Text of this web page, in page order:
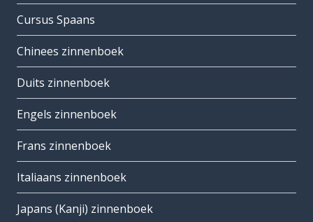
Cursus Spaans
Chinees zinnenboek
Duits zinnenboek
Engels zinnenboek
Frans zinnenboek
Italiaans zinnenboek
Japans (Kanji) zinnenboek